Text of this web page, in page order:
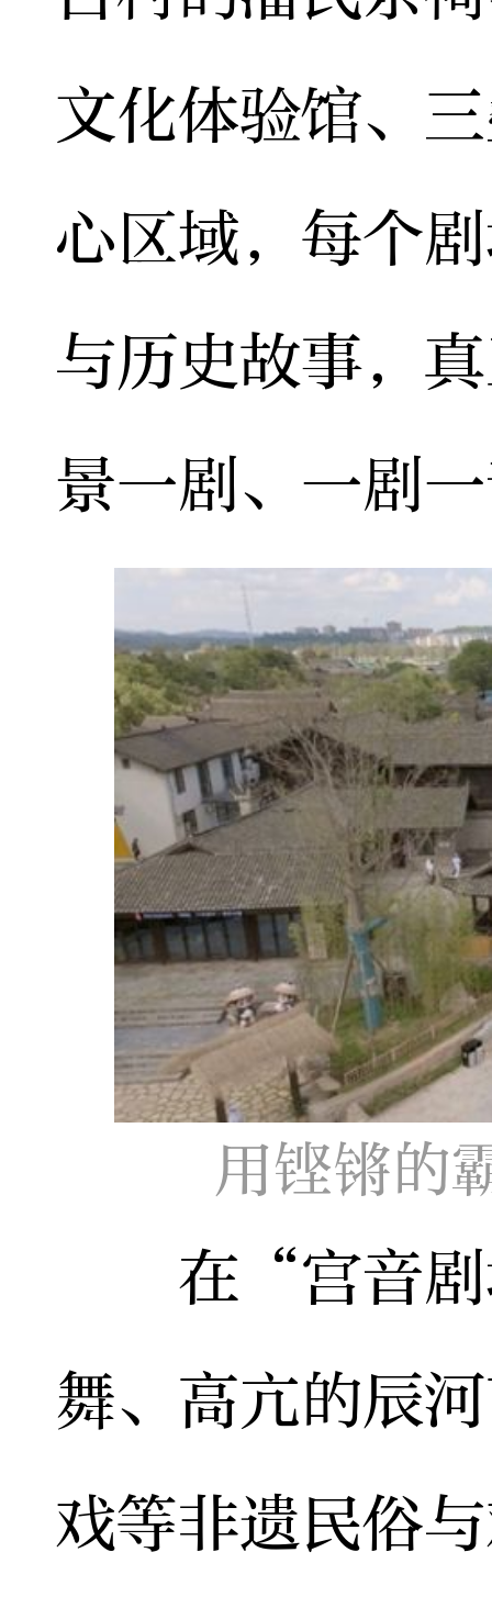
文化体验馆、
心区域，每个
与历史故事，
景一剧、一剧
用铿锵的
在“宫音剧
舞、高亢的辰
戏等非遗民俗